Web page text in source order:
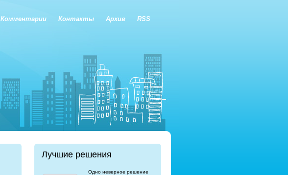
Комментарии Контакты Архив RSS
Лучшие решения
Одно неверное решение